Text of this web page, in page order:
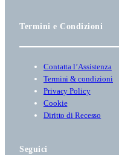
Termini e Condizioni
Contatta l’Assistenza
Termini & condizioni
Privacy Policy
Cookie
Diritto di Recesso
Seguici